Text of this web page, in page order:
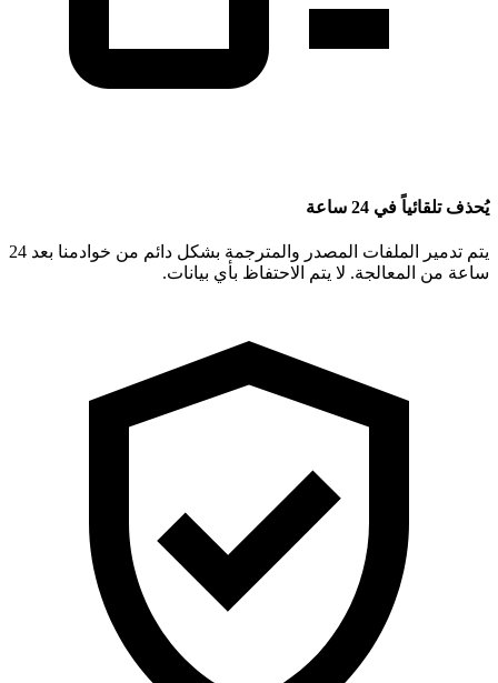
يُحذف تلقائياً في 24 ساعة
يتم تدمير الملفات المصدر والمترجمة بشكل دائم من خوادمنا بعد 24
ساعة من المعالجة. لا يتم الاحتفاظ بأي بيانات.